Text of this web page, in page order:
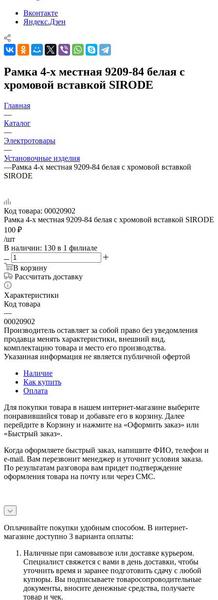
Вконтакте
Яндекс.Дзен
Рамка 4-х местная 9209-84 белая с
хромовой вставкой SIRODE
Главная
—
Каталог
—
Электротовары
—
Установочные изделия
—Рамка 4-х местная 9209-84 белая с хромовой вставкой
SIRODE
Код товара: 00020902
Рамка 4-х местная 9209-84 белая с хромовой вставкой SIRODE
100 ₽
/шт
В наличии: 130 в 1 филиале
В корзину
Рассчитать доставку
Характеристики
Код товара
—
00020902
Производитель оставляет за собой право без уведомления
продавца менять характеристики, внешний вид,
комплектацию товара и место его производства.
Указанная информация не является публичной офертой
Наличие
Как купить
Оплата
Для покупки товара в нашем интернет-магазине выберите
понравившийся товар и добавьте его в корзину. Далее
перейдите в Корзину и нажмите на «Оформить заказ» или
«Быстрый заказ».
Когда оформляете быстрый заказ, напишите ФИО, телефон и
e-mail. Вам перезвонит менеджер и уточнит условия заказа.
По результатам разговора вам придет подтверждение
оформления товара на почту или через СМС.
Оплачивайте покупки удобным способом. В интернет-
магазине доступно 3 варианта оплаты:
Наличные при самовывозе или доставке курьером.
Специалист свяжется с вами в день доставки, чтобы
уточнить время и заранее подготовить сдачу с любой
купюры. Вы подписываете товаросопроводительные
документы, вносите денежные средства, получаете
товар и чек.